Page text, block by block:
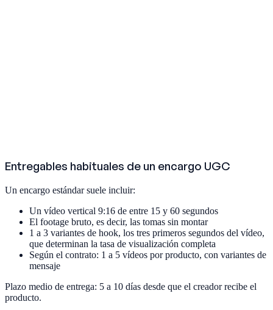
Entregables habituales de un encargo UGC
Un encargo estándar suele incluir:
Un vídeo vertical 9:16 de entre 15 y 60 segundos
El footage bruto, es decir, las tomas sin montar
1 a 3 variantes de hook, los tres primeros segundos del vídeo,
que determinan la tasa de visualización completa
Según el contrato: 1 a 5 vídeos por producto, con variantes de
mensaje
Plazo medio de entrega: 5 a 10 días desde que el creador recibe el
producto.